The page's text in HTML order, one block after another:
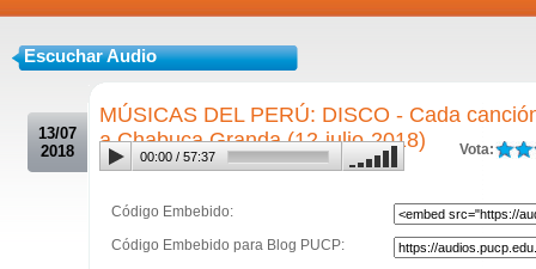
Escuchar Audio
13/07
2018
MÚSICAS DEL PERÚ: DISCO - Cada
a Chabuca Granda (12-julio-2018)
Vota:
00:00 / 57:37
Código Embebido:
Código Embebido para Blog PUCP: